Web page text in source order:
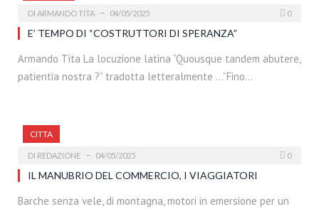
DI ARMANDO TITA 04/05/2025 0
E’ TEMPO DI “COSTRUTTORI DI SPERANZA”
Armando Tita La locuzione latina “Quousque tandem abutere,
patientia nostra ?” tradotta letteralmente …”Fino…
CITTA
DI REDAZIONE 04/05/2025 0
IL MANUBRIO DEL COMMERCIO, I VIAGGIATORI
Barche senza vele, di montagna, motori in emersione per un